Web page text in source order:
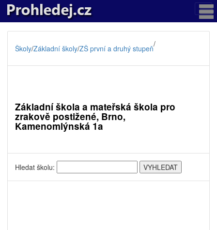
Školy/Základní školy/ZŠ první a druhý stupeň/
Základní škola a mateřská škola pro
zrakově postižené, Brno,
Kamenomlýnská 1a
Hledat školu: